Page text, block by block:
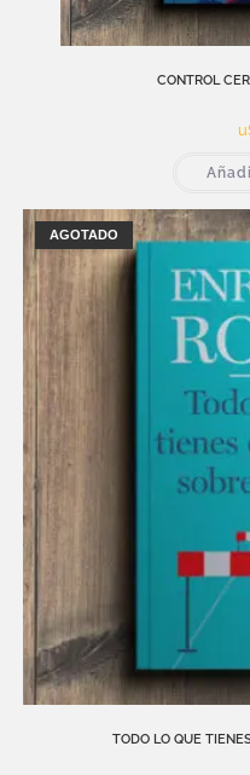
CONTROL
AGOTADO
TODO LO QUE